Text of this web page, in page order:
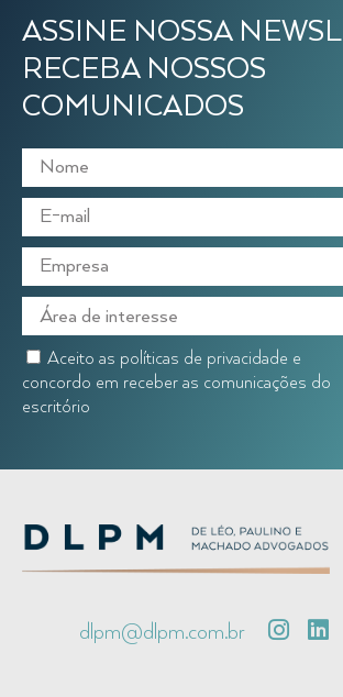
ASSINE NOSSA
RECEBA NOSSOS
COMUNICADOS
Aceito as políticas de privacidade e
concordo em receber as comunicações do
escritório
dlpm@dlpm.com.br